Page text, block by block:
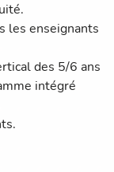
les enseignants
des 5/6 ans
intégré